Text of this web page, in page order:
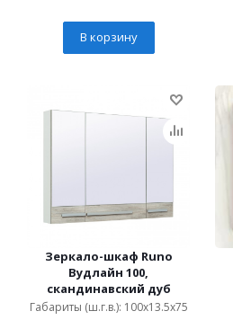
В корзину
Зеркало-шкаф Runo
Вудлайн 100,
скандинавский дуб
Габариты (ш.г.в.): 100x13.5x75